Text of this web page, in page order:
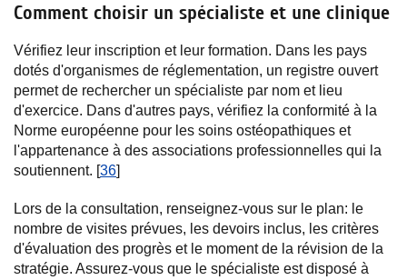
Comment choisir un spécialiste et une clinique
Vérifiez leur inscription et leur formation. Dans les pays
dotés d'organismes de réglementation, un registre ouvert
permet de rechercher un spécialiste par nom et lieu
d'exercice. Dans d'autres pays, vérifiez la conformité à la
Norme européenne pour les soins ostéopathiques et
l'appartenance à des associations professionnelles qui la
soutiennent. [36]
Lors de la consultation, renseignez-vous sur le plan: le
nombre de visites prévues, les devoirs inclus, les critères
d'évaluation des progrès et le moment de la révision de la
stratégie. Assurez-vous que le spécialiste est disposé à